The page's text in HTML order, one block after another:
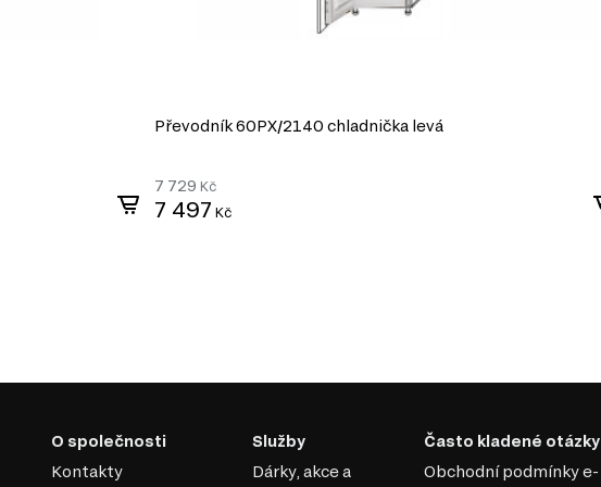
Převodník 60PХ/2140 chladnička levá
7 729 Kč
7 497 Kč
O společnosti
Kontakty
Služby
Dárky, akce a
Často kladené otázky
Obchodní podmínky e-